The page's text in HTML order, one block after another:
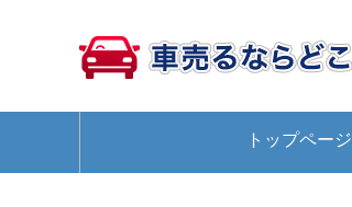
トップページ